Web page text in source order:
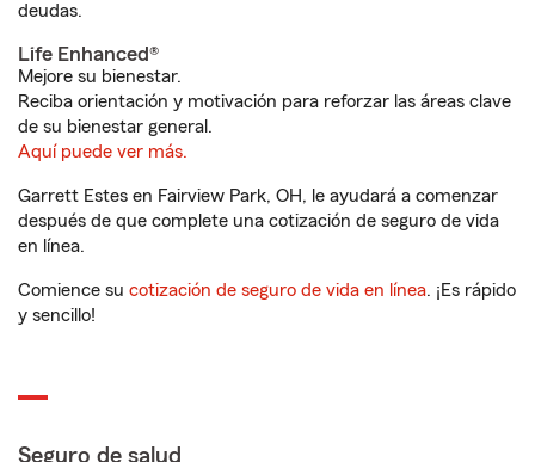
deudas.
Life Enhanced®
Mejore su bienestar.
Reciba orientación y motivación para reforzar las áreas clave
de su bienestar general.
Aquí puede ver más.
Garrett Estes en Fairview Park, OH, le ayudará a comenzar
después de que complete una cotización de seguro de vida
en línea.
Comience su cotización de seguro de vida en línea. ¡Es rápido
y sencillo!
Seguro de salud